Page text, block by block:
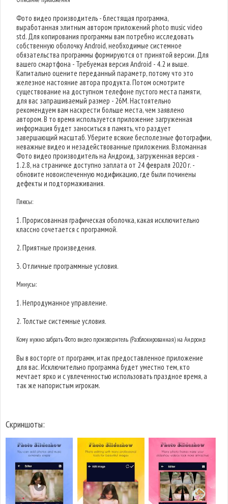
Фото видео производитель - блестящая программа,
выработанная элитным автором приложений photo music video
std. Для копирования программы вам потребно исследовать
собственную оболочку Android, необходимые системное
обязательства программы формируются от принятой версии. Для
вашего смартфона - Требуемая версия Android - 4.2 и выше.
Капитально оцените переданный параметр, потому что это
железное настояние автора продукта. Потом осмотрите
существование на доступном телефоне пустого места памяти,
для вас запрашиваемый размер - 26M. Настоятельно
рекомендуем вам наскрести больше места, чем заявлено
автором. В то время используется приложение загруженная
информация будет заноситься в память, что раздует
завершающий масштаб. Уберите всякие бесполезные фотографии,
неважные видео и незадействованные приложения. Взломанная
Фото видео производитель на Андроид, загруженная версия -
1.2.8, на страничке доступно заплата от 24 февраля 2020 г. -
обновите новоиспеченную модификацию, где были починены
дефекты и подтормаживания.
Плюсы:
1. Прорисованная графическая оболочка, какая исключительно
классно сочетается с программой.
2. Приятные произведения.
3. Отличные программные условия.
Минусы:
1. Непродуманное управление.
2. Толстые системные условия.
Кому нужно забрать Фото видео производитель (Разблокированная) на Андроид
Вы в восторге от программ, итак предоставленное приложение
для вас. Исключительно программа будет уместно тем, кто
мечтает ярко и с увлеченностью использовать праздное время, а
так же напористым игрокам.
Скриншоты: